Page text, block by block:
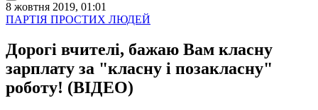
8 жовтня 2019, 01:01
ПАРТІЯ ПРОСТИХ ЛЮДЕЙ
Дорогі вчителі, бажаю Вам класну
зарплату за "класну і позакласну"
роботу! (ВІДЕО)